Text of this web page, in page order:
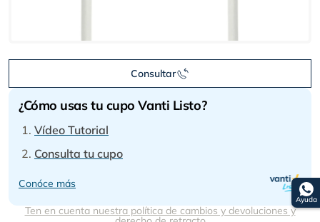
Ayuda
Consultar
¿Cómo usas tu cupo Vanti Listo?
Vídeo Tutorial
Consulta tu cupo
Conóce más
Ten en cuenta nuestra política de cambios y devoluciones y